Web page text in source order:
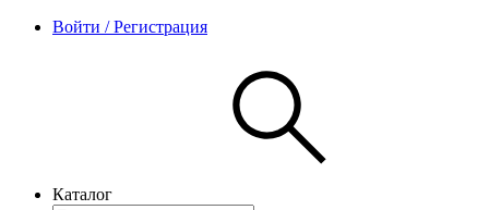
Войти / Регистрация
Каталог